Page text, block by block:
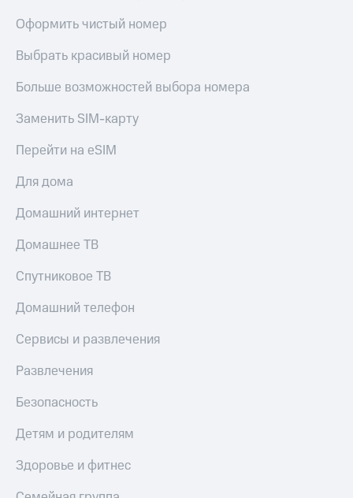
Регистратор
Реквизиты
развитие
этика
На главную
Оформить чистый номер
Выбрать красивый номер
Больше возможностей выбора номера
Заменить SIM-карту
Перейти на eSIM
Для дома
Домашний интернет
Домашнее ТВ
Спутниковое ТВ
Домашний телефон
Сервисы и развлечения
Развлечения
Безопасность
Детям и родителям
Здоровье и фитнес